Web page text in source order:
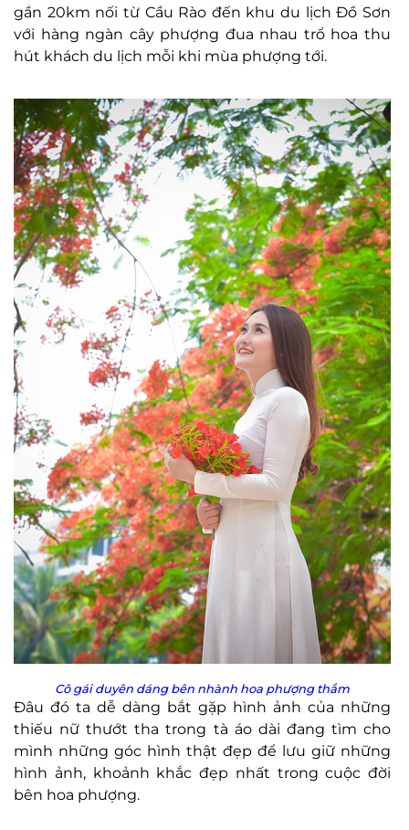
gần 20km nối từ Cầu Rào đến khu du lịch Đồ Sơn
với hàng ngàn cây phượng đua nhau trổ hoa thu
hút khách du lịch mỗi khi mùa phượng tới.
Cô gái duyên dáng bên nhành hoa phượng thắm
Đâu đó ta dễ dàng bắt gặp hình ảnh của những
thiếu nữ thướt tha trong tà áo dài đang tìm cho
mình những góc hình thật đẹp để lưu giữ những
hình ảnh, khoảnh khắc đẹp nhất trong cuộc đời
bên hoa phượng.